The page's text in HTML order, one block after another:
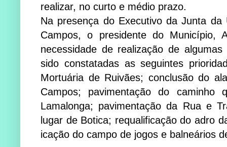
realizar, no curto e mé­­dio prazo.
Na presença do Executivo da Junta
Campos, o presidente do Mu­­­ni­cí­­pio,
necessidade de realização de
sido constatadas as se­guintes
Mor­­tuária de Ruivães; con­clu­são do
Campos; pavimentação do
Lamalonga; pavimentação da Rua e
lugar de Botica; re­qua­li­fi­cação do adro
i­cação do campo de jogos e balneários